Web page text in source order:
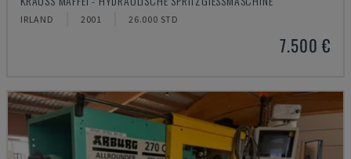
IRLAND 2001 26.000 STD
7.500 €